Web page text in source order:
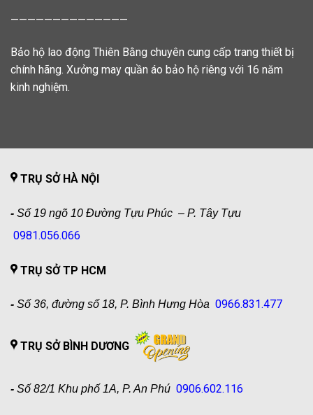
——————————————
Bảo hộ lao động Thiên Bằng chuyên cung cấp trang thiết bị
chính hãng. Xưởng may quần áo bảo hộ riêng với 16 năm
kinh nghiệm.
TRỤ SỞ HÀ NỘI
- Số 19 ngõ 10 Đường Tựu Phúc – P. Tây Tựu
0981.056.066
TRỤ SỞ TP HCM
- Số 36, đường số 18, P. Bình Hưng Hòa 0966.831.477
TRỤ SỞ BÌNH DƯƠNG
- Số 82/1 Khu phố 1A, P. An Phú 0906.602.116